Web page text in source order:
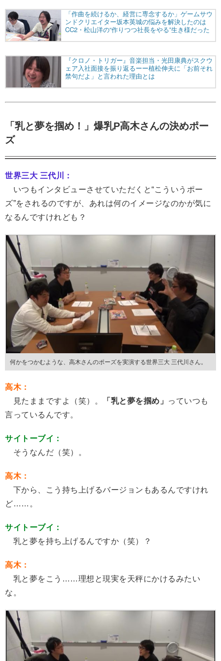
「乳と夢を掴め！」爆乳P高木さんの決めポー
ズ
世界三大 三代川：
いつもインタビューさせていただくと“こういうポー
ズ”をされるのですが、あれは何のイメージなのかが気に
なるんですけれども？
何かをつかむような、高木さんのポーズを実演する世界三大 三代川さん。
高木：
見たままですよ（笑）。
「乳と夢を掴め」
っていつも
言っているんです。
サイトーブイ：
そうなんだ（笑）。
高木：
下から、こう持ち上げるバージョンもあるんですけれ
ど……。
サイトーブイ：
乳と夢を持ち上げるんですか（笑）？
高木：
乳と夢をこう……理想と現実を天秤にかけるみたい
な。